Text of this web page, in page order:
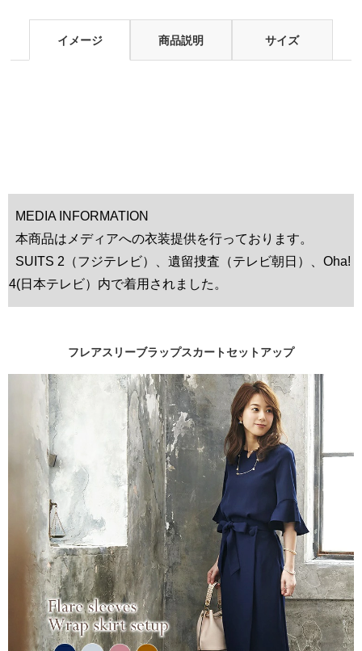
イメージ 商品説明 サイズ
MEDIA INFORMATION
本商品はメディアへの衣装提供を行っております。
SUITS 2（フジテレビ）、遺留捜査（テレビ朝日）、Oha!
4(日本テレビ）内で着用されました。
フレアスリーブラップスカートセットアップ